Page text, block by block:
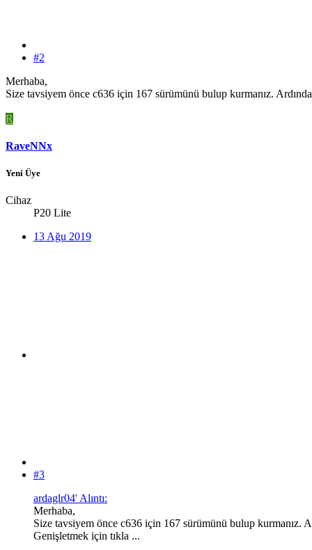
#2
Merhaba,
Size tavsiyem önce c636 için 167 sürümünü bulup kurmanız.
R
RaveNNx
Yeni Üye
Cihaz
P20 Lite
13 Ağu 2019
#3
ardaglr04' Alıntı:
Merhaba,
Size tavsiyem önce c636 için 167 sürümünü bulup kurmanız.
Genişletmek için tıkla ...